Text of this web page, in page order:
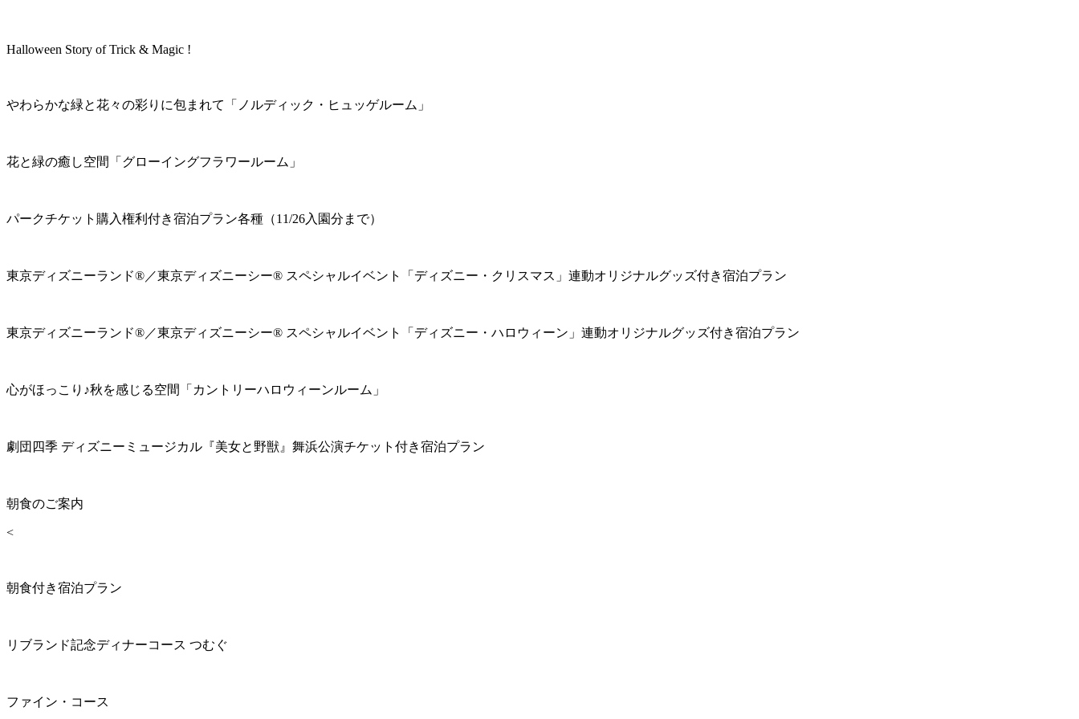
Halloween Story of Trick & Magic !
やわらかな緑と花々の彩りに包まれて「ノルディック・ヒュッゲルーム」
花と緑の癒し空間「グローイングフラワールーム」
パークチケット購入権利付き宿泊プラン各種（11/26入園分まで）
東京ディズニーランド®／東京ディズニーシー® スペシャルイベント「ディズニー・クリスマス」連動オリジナルグッズ付き宿泊プラン
東京ディズニーランド®／東京ディズニーシー® スペシャルイベント「ディズニー・ハロウィーン」連動オリジナルグッズ付き宿泊プラン
心がほっこり♪秋を感じる空間「カントリーハロウィーンルーム」
劇団四季 ディズニーミュージカル『美女と野獣』舞浜公演チケット付き宿泊プラン
朝食のご案内
<
朝食付き宿泊プラン
リブランド記念ディナーコース つむぐ
ファイン・コース